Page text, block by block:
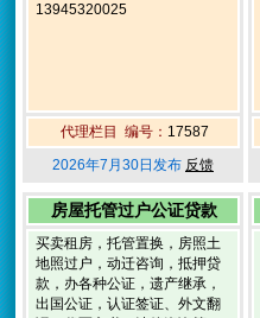
13945320025
代理栏目 编号： 17587
2026年7月30日发布 反馈
房屋托管过户公证贷款
买卖租房，托管置换，房照土
地照过户，动迁咨询，抵押贷
款，办各种公证，遗产继承，
出国公证，认证签证、外文翻